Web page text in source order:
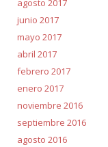
agosto 2017
junio 2017
mayo 2017
abril 2017
febrero 2017
enero 2017
noviembre 2016
septiembre 2016
agosto 2016